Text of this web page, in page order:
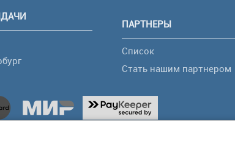
ПАРТНЕРЫ
Список
Стать нашим партнером